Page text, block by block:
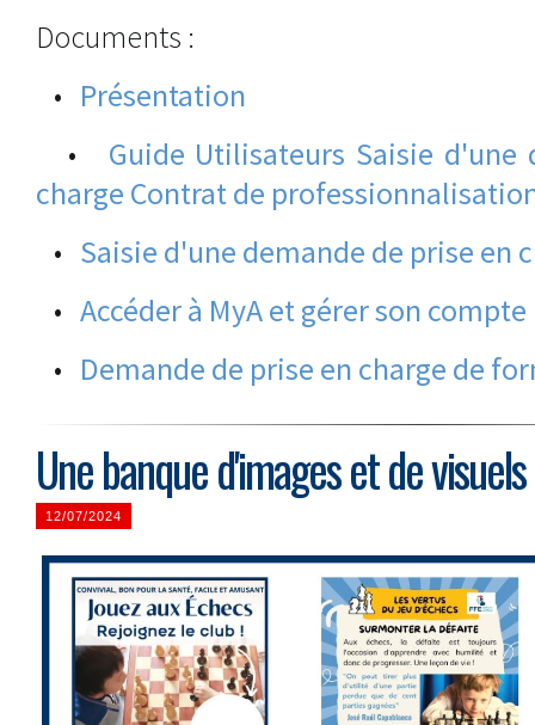
Documents :
• Présentation
• Guide Utilisateurs Saisie d'une
charge Contrat de
• Saisie d'une demande de prise en
• Accéder à MyA et gérer son compte
• Demande de prise en charge de
Une banque d'images et de
12/07/2024